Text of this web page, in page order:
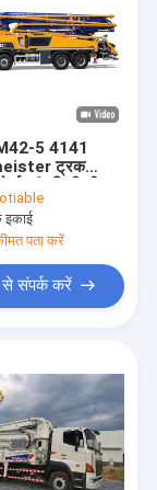
5 4141
ट्रक
इकाई
पता करें
संपर्क करें